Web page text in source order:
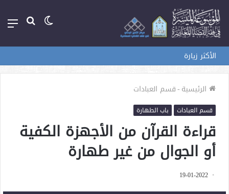
بحث الوضع
الأكثر زيارة
الرئيسية-قسم العبادات
قسم العبادات باب الطهارة
قراءة القرآن من الأجهزة الكفية
أو الجوال من غير طهارة
19-01-2022